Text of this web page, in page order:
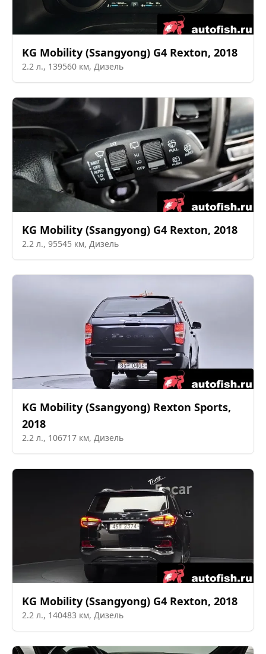
KG Mobility (Ssangyong) G4 Rexton, 2018
2.2 л., 139560 км, Дизель
KG Mobility (Ssangyong) G4 Rexton, 2018
2.2 л., 95545 км, Дизель
KG Mobility (Ssangyong) Rexton Sports,
2018
2.2 л., 106717 км, Дизель
KG Mobility (Ssangyong) G4 Rexton, 2018
2.2 л., 140483 км, Дизель